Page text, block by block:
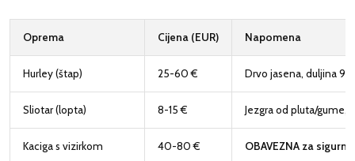
Oprema Cijena (EUR) Napomena
Hurley (štap) 25-60 € Drvo jasena, duljina
Sliotar (lopta) 8-15 € Jezgra od pluta/gume,
Kaciga s vizirkom 40-80 € OBAVEZNA za